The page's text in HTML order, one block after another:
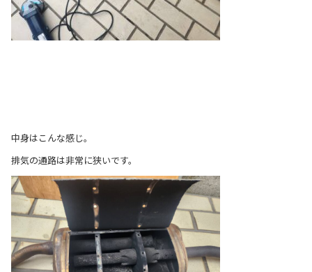
中身はこんな感じ。
排気の通路は非常に狭いです。